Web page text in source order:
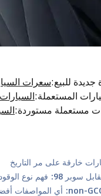
للبيع:سعرات
المستعملة:
مستعملة مستوردة: